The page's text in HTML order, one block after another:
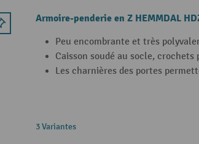
Armoire-penderie en Z HEMMDAL
Peu encombrante et très
Caisson soudé au socle,
Les charnières des portes
3 Variantes